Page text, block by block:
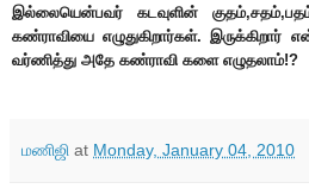
இல்லையென்பவர் கடவுளின்
கண்ராவியை எழுதுகிறார்கள். இருக்கிறார்
வர்ணித்து அதே கண்ராவி களை எழுதலாம்!?
மணிஜி at Monday, January 04, 2010